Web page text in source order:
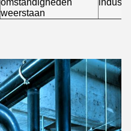
omstandigheden
weerstaan